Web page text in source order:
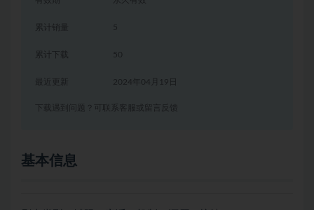
累计销量 5
累计下载 50
2024年04月19日
下载遇到问题？可联系客服或留言反馈
基本信息